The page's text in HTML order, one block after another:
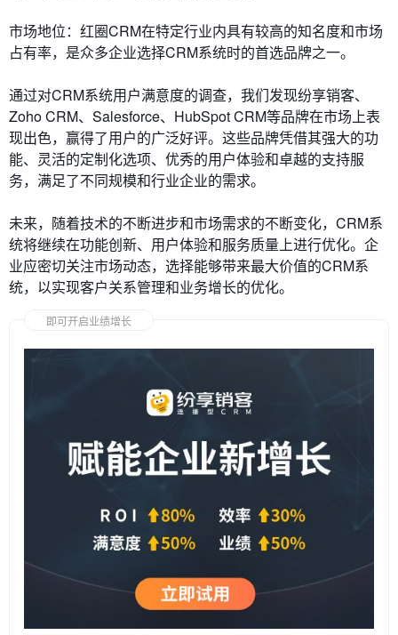
市场地位：红圈CRM在特定行业内具有较高的知名度和市场
占有率，是众多企业选择CRM系统时的首选品牌之一。
通过对CRM系统用户满意度的调查，我们发现纷享销客、
Zoho CRM、Salesforce、HubSpot CRM等品牌在市场上表
现出色，赢得了用户的广泛好评。这些品牌凭借其强大的功
能、灵活的定制化选项、优秀的用户体验和卓越的支持服
务，满足了不同规模和行业企业的需求。
未来，随着技术的不断进步和市场需求的不断变化，CRM系
统将继续在功能创新、用户体验和服务质量上进行优化。企
业应密切关注市场动态，选择能够带来最大价值的CRM系
统，以实现客户关系管理和业务增长的优化。
即可开启业绩增长